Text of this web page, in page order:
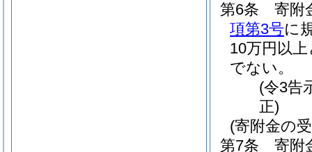
第6条
寄附
項第3号に
10万円以
でない。
(令3告
正)
(寄附金の
第7条
寄附